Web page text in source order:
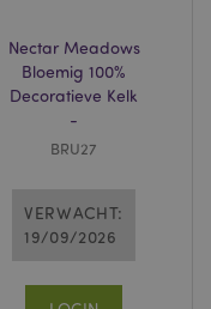
Nectar Meadows
Bloemig 100%
Decoratieve Kelk
-
BRU27
VERWACHT:
19/09/2026